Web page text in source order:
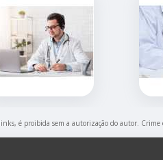
é proibida sem a autorização do autor.